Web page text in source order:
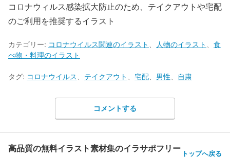
コロナウィルス感染拡大防止のため、テイクアウトや宅配
のご利用を推奨するイラスト
カテゴリー: コロナウイルス関連のイラスト 人物のイラスト
食
べ物・料理のイラスト
タグ: コロナウイルス テイクアウト 宅配 男性 自粛
コメントする
高品質の無料イラスト素材集のイラサポフリー トップへ戻る